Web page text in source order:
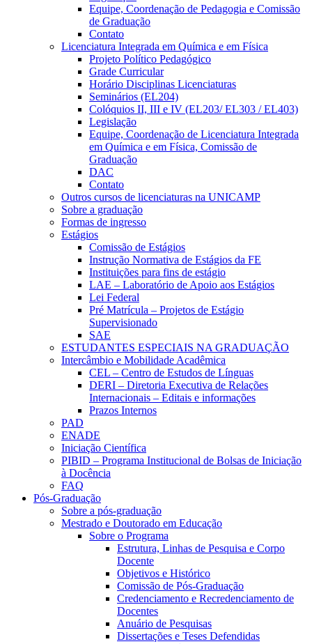
Equipe, Coordenação de Pedagogia e Comissão
de Graduação
Contato
Licenciatura Integrada em Química e em Física
Projeto Político Pedagógico
Grade Curricular
Horário Disciplinas Licenciaturas
Seminários (EL204)
Colóquios II, III e IV (EL203/ EL303 / EL403)
Legislação
Equipe, Coordenação de Licenciatura Integrada
em Química e em Física, Comissão de
Graduação
DAC
Contato
Outros cursos de licenciaturas na UNICAMP
Sobre a graduação
Formas de ingresso
Estágios
Comissão de Estágios
Instrução Normativa de Estágios da FE
Instituições para fins de estágio
LAE – Laboratório de Apoio aos Estágios
Lei Federal
Pré Matrícula – Projetos de Estágio
Supervisionado
SAE
ESTUDANTES ESPECIAIS NA GRADUAÇÃO
Intercâmbio e Mobilidade Acadêmica
CEL – Centro de Estudos de Línguas
DERI – Diretoria Executiva de Relações
Internacionais – Editais e informações
Prazos Internos
PAD
ENADE
Iniciação Científica
PIBID – Programa Institucional de Bolsas de Iniciação
à Docência
FAQ
Pós-Graduação
Sobre a pós-graduação
Mestrado e Doutorado em Educação
Sobre o Programa
Estrutura, Linhas de Pesquisa e Corpo
Docente
Objetivos e Histórico
Comissão de Pós-Graduação
Credenciamento e Recredenciamento de
Docentes
Anuário de Pesquisas
Dissertações e Teses Defendidas